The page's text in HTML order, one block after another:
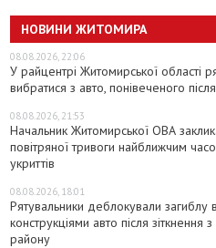
НОВИНИ ЖИТОМИРА
08.08.2026, 22:06
У райцентрі Житомирської області
вибратися з авто, понівеченого
08.08.2026, 21:53
Начальник Житомирської ОВА
повітряної тривоги найближчим
укриттів
08.08.2026, 18:01
Рятувальники деблокували загиблу
конструкціями авто після
району